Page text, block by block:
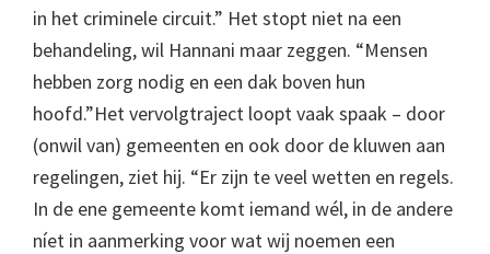
in het criminele circuit.” Het stopt niet na een
behandeling, wil Hannani maar zeggen. “Mensen
hebben zorg nodig en een dak boven hun
hoofd.”Het vervolgtraject loopt vaak spaak – door
(onwil van) gemeenten en ook door de kluwen aan
regelingen, ziet hij. “Er zijn te veel wetten en regels.
In de ene gemeente komt iemand wél, in de andere
níet in aanmerking voor wat wij noemen een